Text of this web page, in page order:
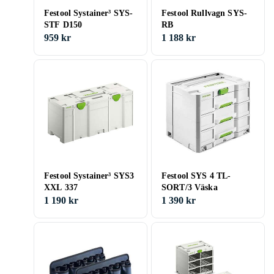
Festool Systainer³ SYS-
STF D150
959 kr
Festool Rullvagn SYS-
RB
1 188 kr
Festool Systainer³ SYS3
XXL 337
1 190 kr
Festool SYS 4 TL-
SORT/3 Väska
1 390 kr